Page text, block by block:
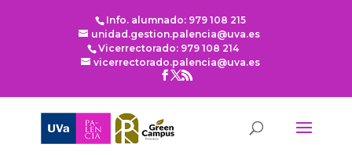
Info. alumnado: 979 108 215
unidad.gestion.palencia@uva.es
Vicerrectorado: 979 108 214
vicerrectorado.palencia@uva.es